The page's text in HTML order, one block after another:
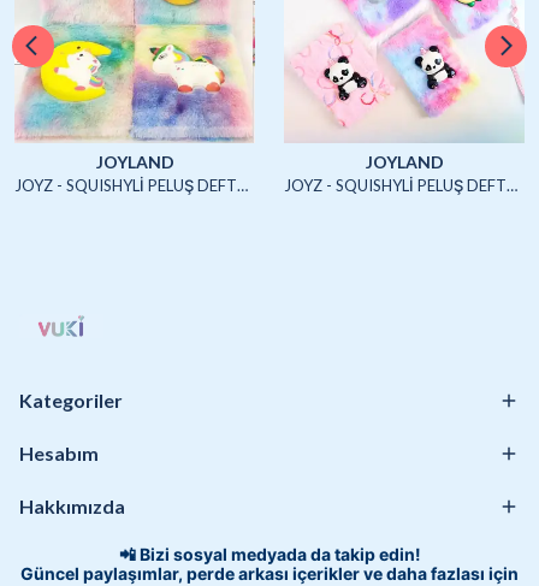
JOYLAND
JOYZ - SQUISHYLİ PELUŞ DEFTER A5 (UNICORN2)-4/S
JOYLAND
JOYZ - SQUISHYLİ PELUŞ DEFTER A5 (HAYVANLAR)-4/S
Kategoriler
Hesabım
Hakkımızda
📲 Bizi sosyal medyada da takip edin!
Güncel paylaşımlar, perde arkası içerikler ve daha fazlası için